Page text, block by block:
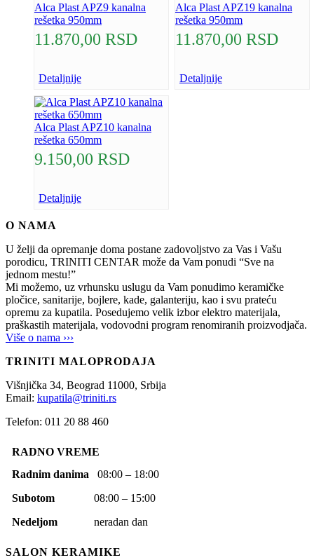
Alca Plast APZ9 kanalna
rešetka 950mm
11.870,00 RSD
Detaljnije
Alca Plast APZ19 kanalna
rešetka 950mm
11.870,00 RSD
Detaljnije
Alca Plast APZ10 kanalna
rešetka 650mm
9.150,00 RSD
Detaljnije
O NAMA
U želji da opremanje doma postane zadovoljstvo za Vas i Vašu
porodicu, TRINITI CENTAR može da Vam ponudi “Sve na
jednom mestu!”
Mi možemo, uz vrhunsku uslugu da Vam ponudimo keramičke
pločice, sanitarije, bojlere, kade, galanteriju, kao i svu prateću
opremu za kupatila. Posedujemo velik izbor elektro materijala,
praškastih materijala, vodovodni program renomiranih proizvodjača.
Više o nama ›››
TRINITI MALOPRODAJA
Višnjička 34, Beograd 11000, Srbija
Email: kupatila@triniti.rs
Telefon: 011 20 88 460
RADNO VREME
Radnim danima 08:00 – 18:00
Subotom 08:00 – 15:00
Nedeljom neradan dan
SALON KERAMIKE